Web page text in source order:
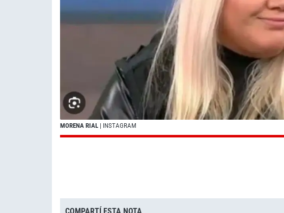
MORENA RIAL | INSTAGRAM
COMPARTÍ ESTA NOTA